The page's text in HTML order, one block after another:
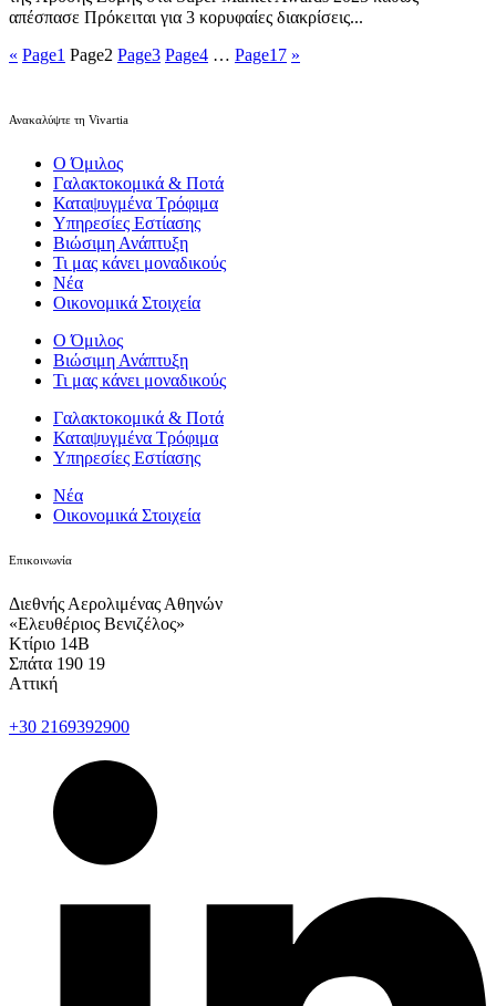
απέσπασε Πρόκειται για 3 κορυφαίες διακρίσεις...
« Page1 Page2 Page3 Page4 … Page17 »
Ανακαλύψτε τη Vivartia
Ο Όμιλος
Γαλακτοκομικά & Ποτά
Καταψυγμένα Τρόφιμα
Υπηρεσίες Εστίασης
Βιώσιμη Ανάπτυξη
Τι μας κάνει μοναδικούς
Νέα
Οικονομικά Στοιχεία
Ο Όμιλος
Βιώσιμη Ανάπτυξη
Τι μας κάνει μοναδικούς
Γαλακτοκομικά & Ποτά
Καταψυγμένα Τρόφιμα
Υπηρεσίες Εστίασης
Νέα
Οικονομικά Στοιχεία
Επικοινωνία
Διεθνής Αερολιμένας Αθηνών
«Ελευθέριος Βενιζέλος»
Κτίριο 14Β
Σπάτα 190 19
Αττική
+30 2169392900